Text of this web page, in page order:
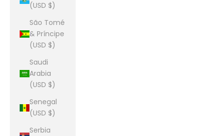
(USD $)
São Tomé
& Príncipe
(USD $)
Saudi
Arabia
(USD $)
Senegal
(USD $)
Serbia